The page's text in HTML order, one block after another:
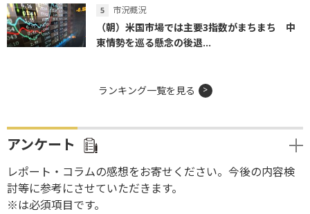
市況概況
（朝）米国市場では主要3指数がまちまち 中
東情勢を巡る懸念の後退...
ランキング一覧を見る
アンケート
レポート・コラムの感想をお寄せください。今後の内容検
討等に参考にさせていただきます。
※は必須項目です。